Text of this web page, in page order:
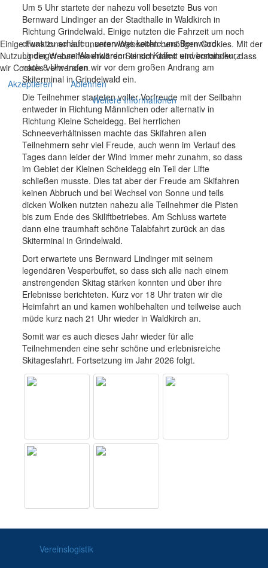
Um 5 Uhr startete der nahezu voll besetzte Bus von
Bernward Lindinger an der Stadthalle in Waldkirch in
Richtung Grindelwald. Einige nutzten die Fahrzeit um noch
etwas zu schlafen, unterwegs kochte uns Bernward
Lindinger zum Wachwerden einen Kaffee und bereits kurz
nach 8 Uhr trafen wir vor dem großen Andrang am
Skiterminal in Grindelwald ein.
Die Teilnehmer starteten voller Vorfreude mit der Seilbahn
entweder in Richtung Männlichen oder alternativ in
Richtung Kleine Scheidegg. Bei herrlichen
Schneeverhältnissen machte das Skifahren allen
Teilnehmern sehr viel Freude, auch wenn im Verlauf des
Tages dann leider der Wind immer mehr zunahm, so dass
im Gebiet der Kleinen Scheidegg ein Teil der Lifte
schließen musste. Dies tat aber der Freude am Skifahren
keinen Abbruch und bei Wechsel von Sonne und teils
dicken Wolken nutzten nahezu alle Teilnehmer die Pisten
bis zum Ende des Skiliftbetriebes. Am Schluss wartete
dann eine traumhaft schöne Talabfahrt zurück an das
Skiterminal in Grindelwald.
Dort erwartete uns Bernward Lindinger mit seinem
legendären Vesperbuffet, so dass sich alle nach einem
anstrengenden Skitag stärken konnten und über ihre
Erlebnisse berichteten. Kurz vor 18 Uhr traten wir die
Heimfahrt an und kamen wohlbehalten und teilweise auch
müde kurz nach 21 Uhr wieder in Waldkirch an.
Somit war es auch dieses Jahr wieder für alle
Teilnehmenden eine sehr schöne und erlebnisreiche
Skitagesfahrt. Fortsetzung im Jahr 2026 folgt.
Vereinslogistik
Einige Funktionen auf unseren Webseiten benötigen Cookies. Mit der
Nutzung der Webseiten erklären Sie sich damit einverstanden, dass
wir Cookies verwenden.
Akzeptieren
Ablehnen
Weitere Informationen